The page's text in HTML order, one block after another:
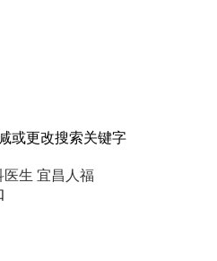
或更改搜索关键字
医生 宜昌人福